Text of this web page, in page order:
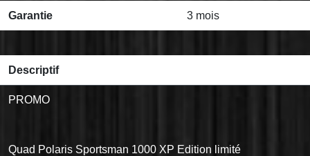
Garantie 3 mois
Descriptif
PROMO
Quad Polaris Sportsman 1000 XP Edition limité